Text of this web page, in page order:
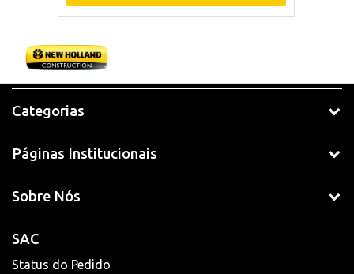
Categorias
Páginas Institucionais
Sobre Nós
SAC
Status do Pedido